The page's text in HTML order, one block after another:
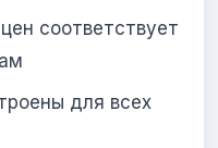
соответствует
для всех